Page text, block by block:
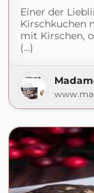
Einer der
Kirschkuchen
mit Kirschen,
(...)